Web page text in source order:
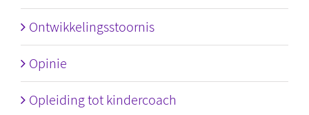
Ontwikkelingsstoornis
Opinie
Opleiding tot kindercoach